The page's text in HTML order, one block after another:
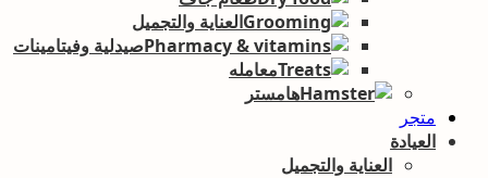
العناية والتجميل
صيدلية وفيتامينات
معامله
هامستر
متجر
العيادة
العناية والتجميل